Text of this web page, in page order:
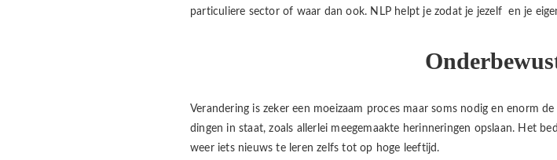
particuliere sector of waar dan ook. NLP helpt je zodat je jezelf en je
Verandering is zeker een moeizaam proces maar soms nodig en enorm
dingen in staat, zoals allerlei meegemaakte herinneringen opslaan. Het
weer iets nieuws te leren zelfs tot op hoge leeftijd.